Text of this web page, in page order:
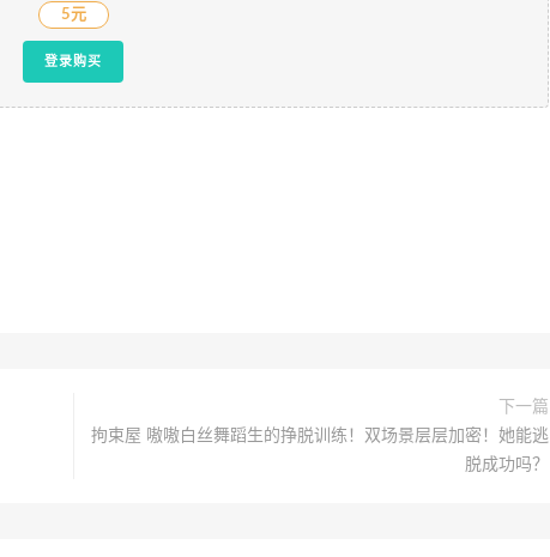
5元
登录购买
下一篇
拘束屋 嗷嗷白丝舞蹈生的挣脱训练！双场景层层加密！她能逃
脱成功吗？